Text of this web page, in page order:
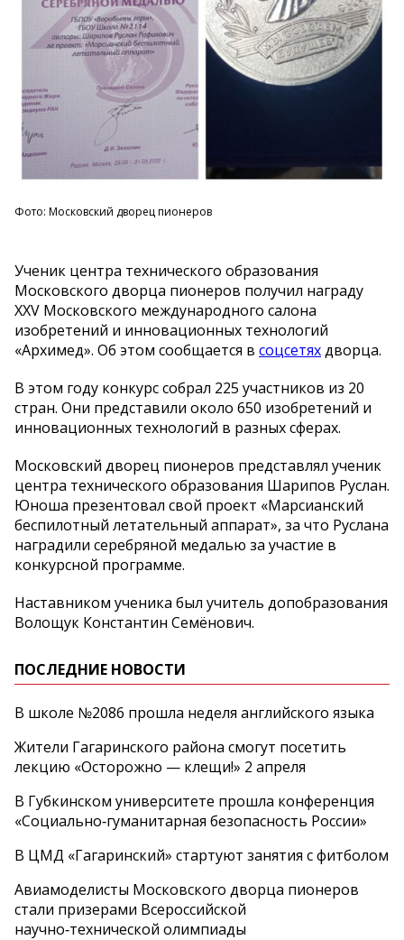
Фото: Московский дворец пионеров
Ученик центра технического образования
Московского дворца пионеров получил награду
XXV Московского международного салона
изобретений и инновационных технологий
«Архимед». Об этом сообщается в соцсетяхдворца.
В этом году конкурс собрал 225 участников из 20
стран. Они представили около 650 изобретений и
инновационных технологий в разных сферах.
Московский дворец пионеров представлял ученик
центра технического образования Шарипов Руслан.
Юноша презентовал свой проект «Марсианский
беспилотный летательный аппарат», за что Руслана
наградили серебряной медалью за участие в
конкурсной программе.
Наставником ученика был учитель допобразования
Волощук Константин Семёнович.
ПОСЛЕДНИЕ НОВОСТИ
В школе №2086 прошла неделя английского языка
Жители Гагаринского района смогут посетить
лекцию «Осторожно — клещи!» 2 апреля
В Губкинском университете прошла конференция
«Социально‑гуманитарная безопасность России»
В ЦМД «Гагаринский» стартуют занятия с фитболом
Авиамоделисты Московского дворца пионеров
стали призерами Всероссийской
научно‑технической олимпиады